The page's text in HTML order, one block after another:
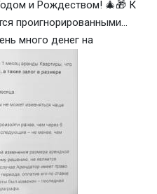
и Рождеством! 🎄🎁 К
проигнорированными...
много денег на